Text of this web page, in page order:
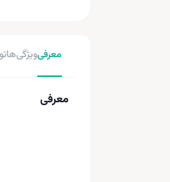
معرفیویژگی‌ها
معرفی